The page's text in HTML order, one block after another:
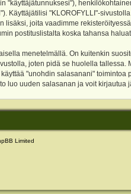
"käyttäjätunnuksesi"),
Käyttäjätilisi "KLOROFYLLI"-
joita vaadimme
postituslistalta koska tahansa
menetelmällä. On kuitenkin
joten pidä se huolella
"unohdin salasanani"
luo uuden salasanan ja voit kirjautua
Limited